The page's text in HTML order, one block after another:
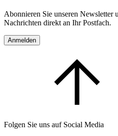
Abonnieren Sie unseren Newsletter
Nachrichten direkt an Ihr Postfach.
Anmelden
Folgen Sie uns auf Social Media